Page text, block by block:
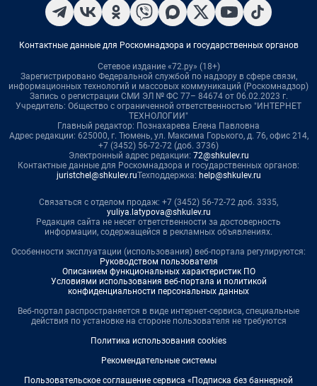
Контактные данные для Роскомнадзора и государственных органов
Сетевое издание «72.ру» (18+)
Зарегистрировано Федеральной службой по надзору в сфере связи,
информационных технологий и массовых коммуникаций (Роскомнадзор)
Запись о регистрации СМИ ЭЛ № ФС 77– 84674 от 06.02.2023 г.
Учредитель: Общество с ограниченной ответственностью "ИНТЕРНЕТ
ТЕХНОЛОГИИ"
Главный редактор: Познахарева Елена Павловна
Адрес редакции: 625000, г. Тюмень, ул. Максима Горького, д. 76, офис 214,
+7 (3452) 56-72-72 (доб. 3736)
Электронный адрес редакции: 72@shkulev.ru
Контактные данные для Роскомнадзора и государственных органов:
juristchel@shkulev.ruТехподдержка: help@shkulev.ru
Связаться с отделом продаж: +7 (3452) 56-72-72 доб. 3335,
yuliya.latypova@shkulev.ru
Редакция сайта не несет ответственности за достоверность
информации, содержащейся в рекламных объявлениях.
Особенности эксплуатации (использования) веб-портала регулируются:
Руководством пользователя
Описанием функциональных характеристик ПО
Условиями использования веб-портала и политикой
конфиденциальности персональных данных
Веб-портал распространяется в виде интернет-сервиса, специальные
действия по установке на стороне пользователя не требуются
Политика использования cookies
Рекомендательные системы
Пользовательское соглашение сервиса «Подписка без баннерной